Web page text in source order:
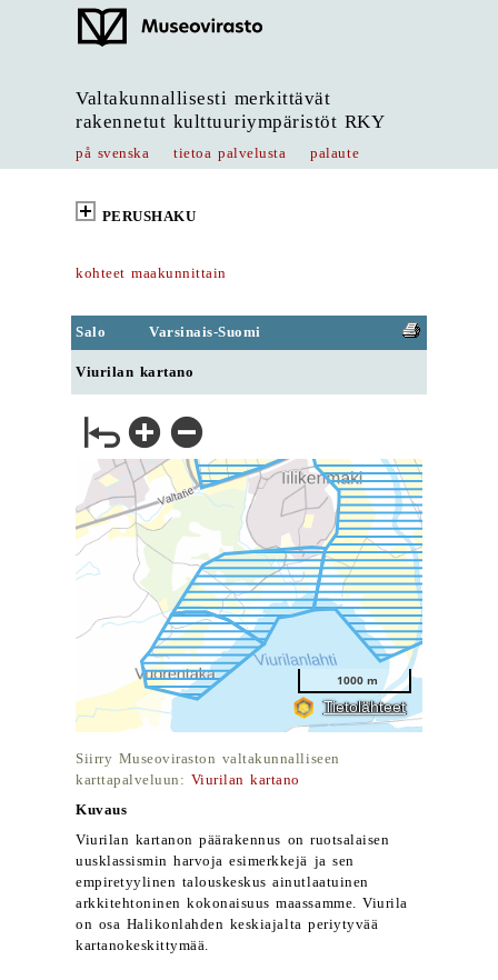
Valtakunnallisesti merkittävät
rakennetut kulttuuriympäristöt RKY
på svenska tietoa palvelusta palaute
PERUSHAKU
kohteet maakunnittain
Salo Varsinais-Suomi
Viurilan kartano
Siirry Museoviraston valtakunnalliseen
karttapalveluun: Viurilan kartano
Kuvaus
Viurilan kartanon päärakennus on ruotsalaisen
uusklassismin harvoja esimerkkejä ja sen
empiretyylinen talouskeskus ainutlaatuinen
arkkitehtoninen kokonaisuus maassamme. Viurila
on osa Halikonlahden keskiajalta periytyvää
kartanokeskittymää.